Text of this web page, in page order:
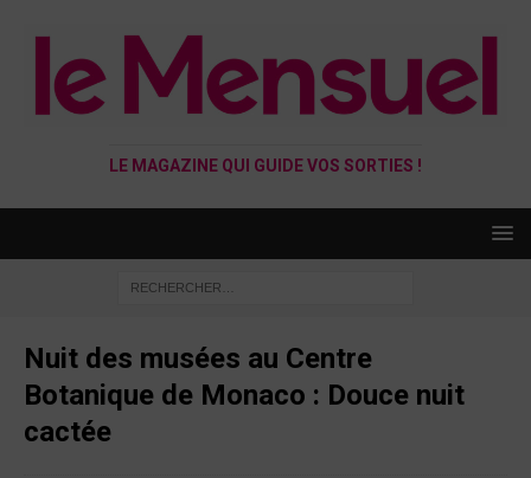
LE MAGAZINE QUI GUIDE VOS SORTIES !
Nuit des musées au Centre
Botanique de Monaco : Douce nuit
cactée